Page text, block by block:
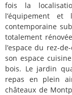
fois la
l’équipement
contemporaine
totalement
l’espace du rez-
son espace
bois. Le jardin
repas en plein
châteaux de